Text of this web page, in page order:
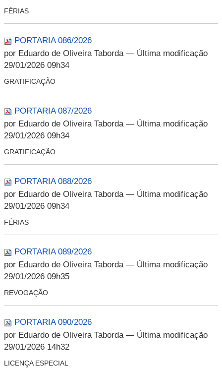
FÉRIAS
PORTARIA 086/2026
por Eduardo de Oliveira Taborda — Última modificação
29/01/2026 09h34
GRATIFICAÇÃO
PORTARIA 087/2026
por Eduardo de Oliveira Taborda — Última modificação
29/01/2026 09h34
GRATIFICAÇÃO
PORTARIA 088/2026
por Eduardo de Oliveira Taborda — Última modificação
29/01/2026 09h34
FÉRIAS
PORTARIA 089/2026
por Eduardo de Oliveira Taborda — Última modificação
29/01/2026 09h35
REVOGAÇÃO
PORTARIA 090/2026
por Eduardo de Oliveira Taborda — Última modificação
29/01/2026 14h32
LICENÇA ESPECIAL